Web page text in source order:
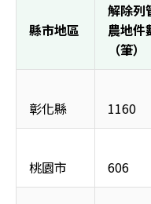
縣市地區
解除列
農地件
（筆）
彰化縣 1160
桃園市 606